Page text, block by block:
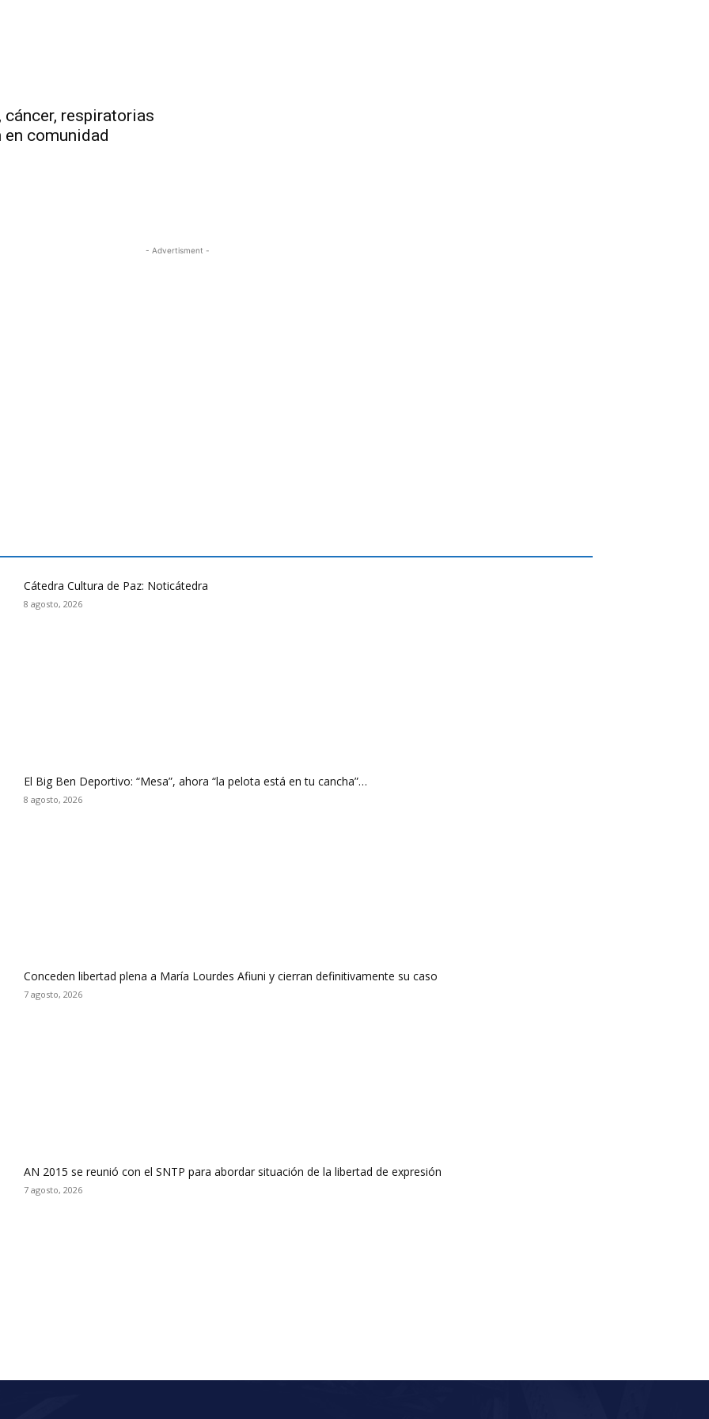
respiratorias
en comunidad
- Advertisment -
Cátedra Cultura de Paz: Noticátedra
8 agosto, 2026
El Big Ben Deportivo: “Mesa”, ahora “la pelota está en tu cancha”…
8 agosto, 2026
Conceden libertad plena a María Lourdes Afiuni y cierran definitivamente su caso
7 agosto, 2026
AN 2015 se reunió con el SNTP para abordar situación de la libertad de expresión
7 agosto, 2026